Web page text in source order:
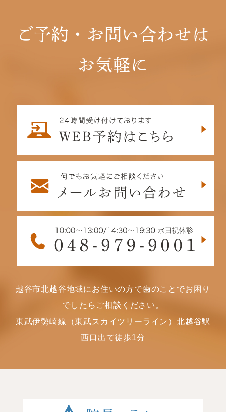
ご予約・お問い合わせは
お気軽に
越谷市北越谷地域にお住いの方で歯のことでお困り
でしたらご相談ください。
東武伊勢崎線（東武スカイツリーライン）北越谷駅
西口出て徒歩1分